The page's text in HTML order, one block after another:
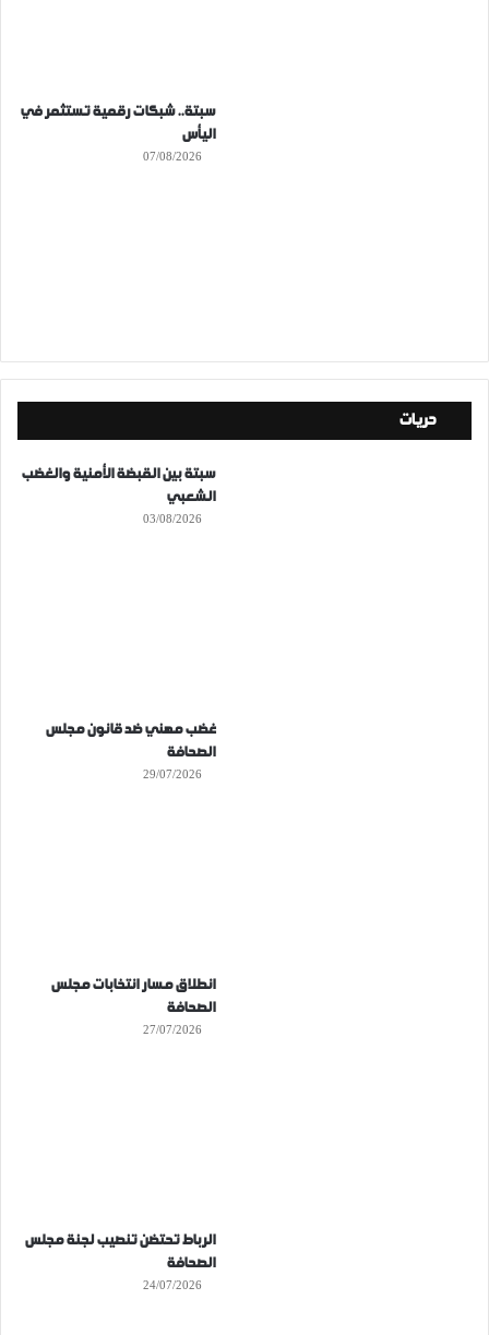
سبتة.. شبكات رقمية تستثمر في
اليأس
07/08/2026
حريات
سبتة بين القبضة الأمنية والغضب
الشعبي
03/08/2026
غضب مهني ضد قانون مجلس
الصحافة
29/07/2026
انطلاق مسار انتخابات مجلس
الصحافة
27/07/2026
الرباط تحتضن تنصيب لجنة مجلس
الصحافة
24/07/2026